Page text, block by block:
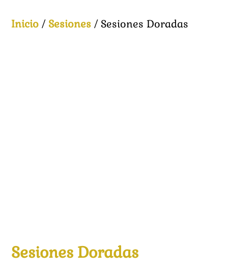
Inicio / Sesiones / Sesiones Doradas
Sesiones Doradas